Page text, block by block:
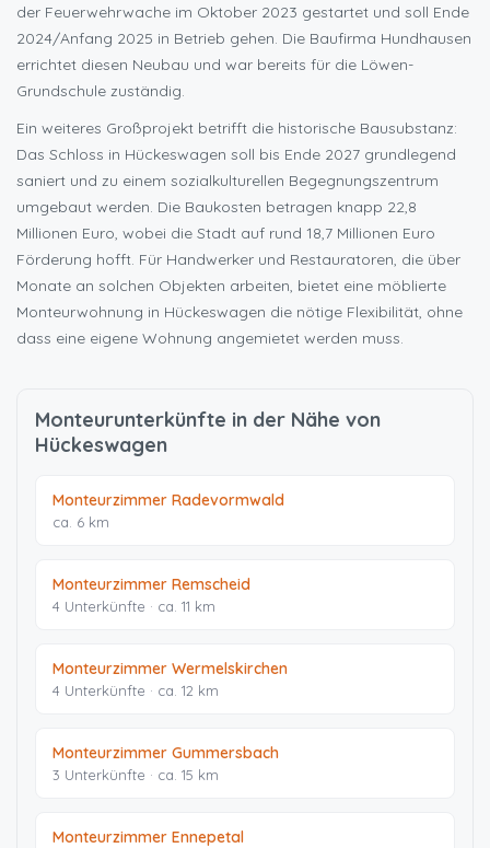
der Feuerwehrwache im Oktober 2023 gestartet und soll Ende
2024/Anfang 2025 in Betrieb gehen. Die Baufirma Hundhausen
errichtet diesen Neubau und war bereits für die Löwen-
Grundschule zuständig.
Ein weiteres Großprojekt betrifft die historische Bausubstanz:
Das Schloss in Hückeswagen soll bis Ende 2027 grundlegend
saniert und zu einem sozialkulturellen Begegnungszentrum
umgebaut werden. Die Baukosten betragen knapp 22,8
Millionen Euro, wobei die Stadt auf rund 18,7 Millionen Euro
Förderung hofft. Für Handwerker und Restauratoren, die über
Monate an solchen Objekten arbeiten, bietet eine möblierte
Monteurwohnung in Hückeswagen die nötige Flexibilität, ohne
dass eine eigene Wohnung angemietet werden muss.
Monteurunterkünfte in der Nähe von
Hückeswagen
Monteurzimmer Radevormwald
ca. 6 km
Monteurzimmer Remscheid
4 Unterkünfte · ca. 11 km
Monteurzimmer Wermelskirchen
4 Unterkünfte · ca. 12 km
Monteurzimmer Gummersbach
3 Unterkünfte · ca. 15 km
Monteurzimmer Ennepetal